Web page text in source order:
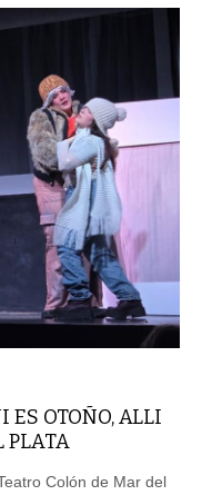
ES OTOÑO, ALLI
PLATA
Colón de Mar del